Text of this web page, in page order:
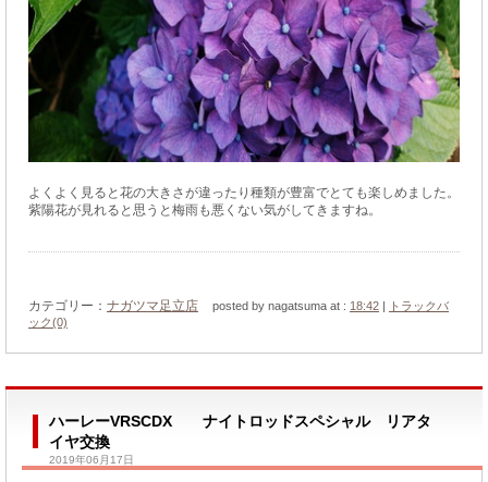
よくよく見ると花の大きさが違ったり種類が豊富でとても楽しめました。
紫陽花が見れると思うと梅雨も悪くない気がしてきますね。
カテゴリー： ナガツマ足立店 posted by nagatsuma at : 18:42 |
トラックバ
ック(0)
ハーレーVRSCDX ナイトロッドスペシャル リアタ
イヤ交換
2019年06月17日